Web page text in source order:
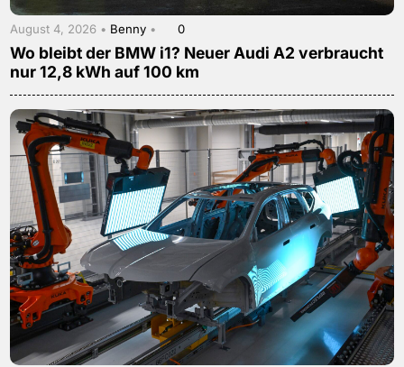
August 4, 2026 • Benny • 0
Wo bleibt der BMW i1? Neuer Audi A2 verbraucht
nur 12,8 kWh auf 100 km